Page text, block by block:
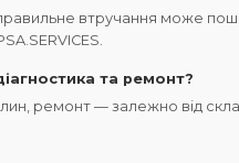
втручання може
та ремонт?
ремонт — залежно від